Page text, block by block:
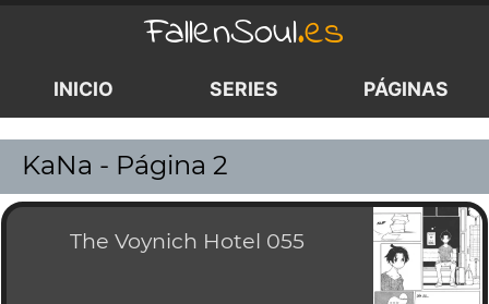
FallenSoul.es
INICIO SERIES PÁGINAS
<
KaNa - Página 2
The Voynich Hotel 055